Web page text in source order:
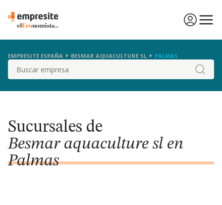
EMPRESITE ESPAÑA BESMAR AQUACULTURE SL PALMAS
Buscar
Sucursales de
Besmar aquaculture sl en
Palmas